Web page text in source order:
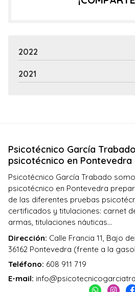
2022
2021
Psicotécnico García
psicotécnico en Pontevedra
Psicotécnico García Trabado
psicotécnico en Pontevedra
de las diferentes pruebas
certificados y titulaciones: carnet
armas, titulaciones náuticas...
Dirección: Calle Francia 11, Bajo
36162 Pontevedra (frente a la
Teléfono: 608 911 719
E-mail: